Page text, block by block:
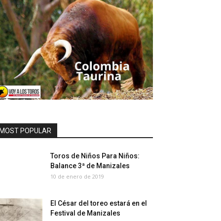
POPULAR
Toros de Niños Para Niños:
Balance 3ª de Manizales
10 de enero de 2019
El César del toreo estará en el
Festival de Manizales